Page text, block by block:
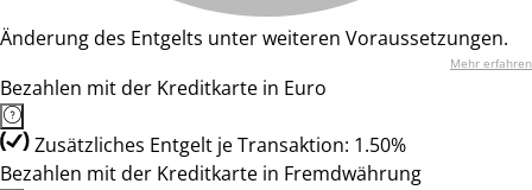
Änderung des Entgelts unter weiteren Voraussetzungen.
Mehr erfahren
Bezahlen mit der Kreditkarte in Euro
Zusätzliches Entgelt je Transaktion: 1.50%
Bezahlen mit der Kreditkarte in Fremdwährung